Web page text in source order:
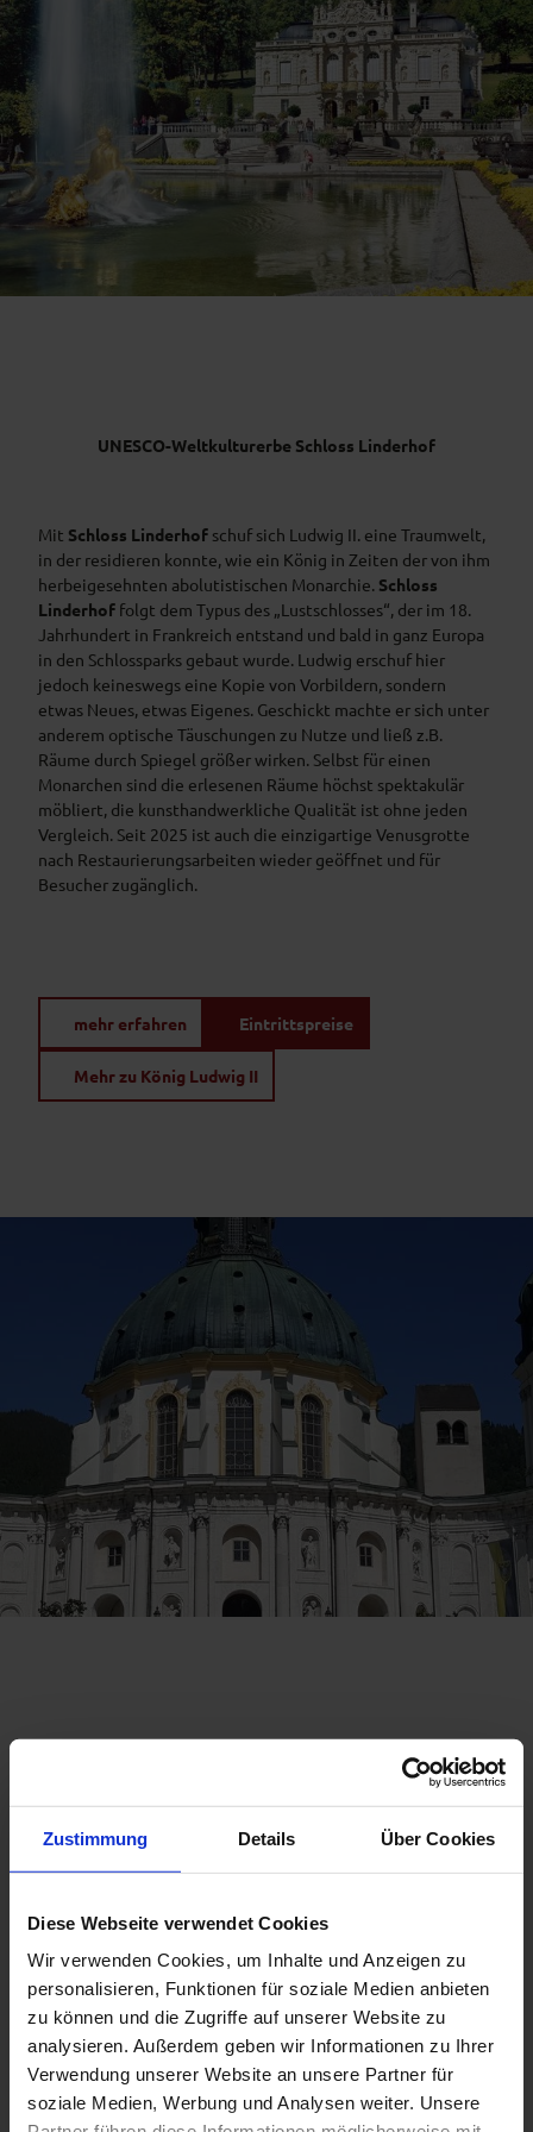
Zustimmung Details Über Cookies
Diese Webseite verwendet Cookies
Wir verwenden Cookies, um Inhalte und Anzeigen zu
personalisieren, Funktionen für soziale Medien anbieten
zu können und die Zugriffe auf unserer Website zu
analysieren. Außerdem geben wir Informationen zu Ihrer
Verwendung unserer Website an unsere Partner für
soziale Medien, Werbung und Analysen weiter. Unsere
UNESCO-Weltkulturerbe Schloss Linderhof
Mit Schloss Linderhof schuf sich Ludwig II. eine Traumwelt,
in der residieren konnte, wie ein König in Zeiten der von ihm
herbeigesehnten abolutistischen Monarchie. Schloss
Linderhof folgt dem Typus des „Lustschlosses“, der im 18.
Jahrhundert in Frankreich entstand und bald in ganz Europa
in den Schlossparks gebaut wurde. Ludwig erschuf hier
jedoch keineswegs eine Kopie von Vorbildern, sondern
etwas Neues, etwas Eigenes. Geschickt machte er sich unter
anderem optische Täuschungen zu Nutze und ließ z.B.
Räume durch Spiegel größer wirken. Selbst für einen
Monarchen sind die erlesenen Räume höchst spektakulär
möbliert, die kunsthandwerkliche Qualität ist ohne jeden
Vergleich. Seit 2025 ist auch die einzigartige Venusgrotte
nach Restaurierungsarbeiten wieder geöffnet und für
Besucher zugänglich.
mehr erfahren Eintrittspreise
Mehr zu König Ludwig II
Mit seiner imposanten barocken Basilika und der Rokoko-
Sakristei ist Kloster Ettal weit über die Grenzen Bayerns
wohlbehaltenen Rückkehr nach Bayern
Ludwig der Bayer 1330 das Benediktinerkloster Ettal. Mit
der frommen Gelöbnisstiftung waren praktische Zwecke
verbunden, wie die Sicherung der Verkehrswege, die
Erschließung der Gegend und die Errichtung einer Stiftung
für Ritter und ihre Frauen. Die Fertigstellung der Kirche war
im Jahre 1370 nach 40-jähriger Bauzeit.